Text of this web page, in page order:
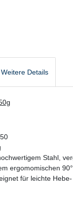
Weitere Details
Stahl,
ergomomischen
für leichte